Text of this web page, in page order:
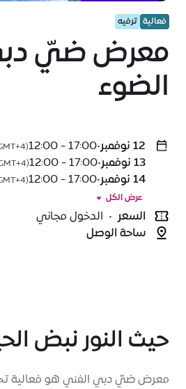
فعالية ترفيه
معرض ضيّ
الضوء
12 نوفمبر •
17:00 - 12:00
(GMT+4)
13 نوفمبر •
17:00 - 12:00
(GMT+4)
14 نوفمبر •
17:00 - 12:00
(GMT+4)
عرض الكل
السعر • الدخول مجاني
ساحة الوصل
حيث النور نبض
معرض ضيّ دبي الفني هو فعالية